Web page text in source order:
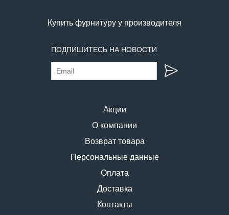
Купить фурнитуру у производителя
ПОДПИШИТЕСЬ НА НОВОСТИ
Акции
О компании
Возврат товара
Персональные данные
Оплата
Доставка
Контакты